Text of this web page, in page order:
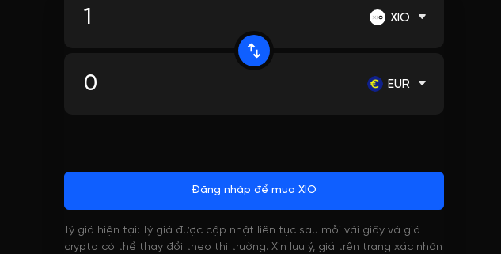
XIO
EUR
Đăng nhập để mua XIO
Tỷ giá hiện tại: Tỷ giá được cập nhật liên tục sau mỗi vài giây và giá
crypto có thể thay đổi theo thị trường. Xin lưu ý, giá trên trang xác nhận